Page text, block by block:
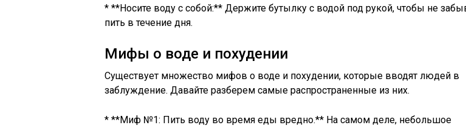
* **Носите воду с собой:** Держите бутылку с водой под рукой, чтобы не
пить в течение дня.
Мифы о воде и похудении
Существует множество мифов о воде и похудении, которые вводят людей в
заблуждение. Давайте разберем самые распространенные из них.
* **Миф №1: Пить воду во время еды вредно.** На самом деле, небольшое